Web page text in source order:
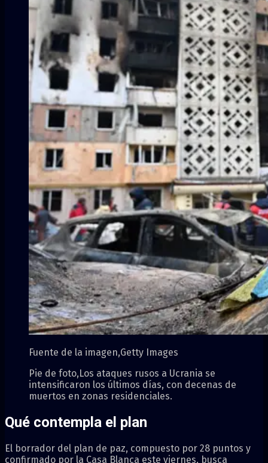
Fuente de la imagen,Getty Images
Pie de foto,Los ataques rusos a Ucrania se
intensificaron los últimos días, con decenas de
muertos en zonas residenciales.
Qué contempla el plan
El borrador del plan de paz, compuesto por 28 puntos y
confirmado por la Casa Blanca este viernes, busca